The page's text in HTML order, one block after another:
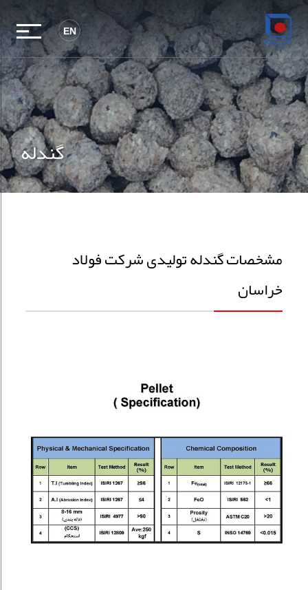
EN
گندله
مشخصات گندله تولیدی شرکت فولاد
خراسان